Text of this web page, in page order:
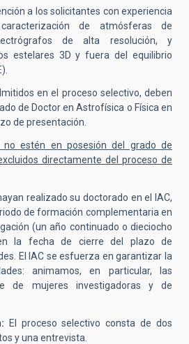
a los solicitantes con experiencia
de atmósferas de
de alta resolución, y
estelares 3D y fuera del equilibrio
en el proceso selectivo, deben
de Doctor en Astrofísica o Física en
de presentación.
no estén en posesión del grado de
directamente del proceso de
realizado su doctorado en el IAC,
de formación complementaria en
(un año continuado o dieciocho
la fecha de cierre del plazo de
El IAC se esfuerza en garantizar la
animamos, en particular, las
de mujeres investigadoras y de
El proceso selectivo consta de dos
y una entrevista.